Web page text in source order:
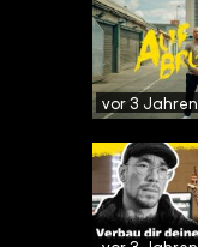
vor 3 Jahren